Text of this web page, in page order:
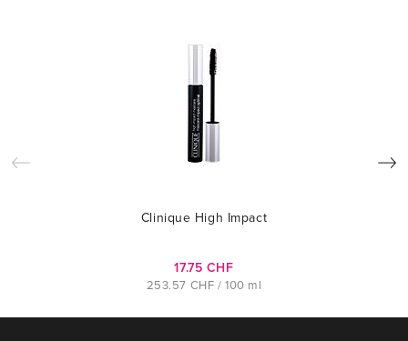
Clinique High Impact
17.75 CHF
253.57 CHF / 100 ml